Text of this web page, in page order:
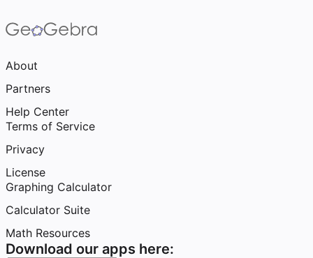
About
Partners
Help Center
Terms of Service
Privacy
License
Graphing Calculator
Calculator Suite
Math Resources
Download our apps here: